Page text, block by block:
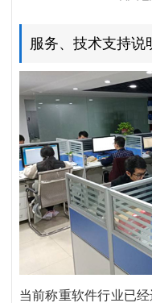
服务、技术支持说
当前称重软件行业已